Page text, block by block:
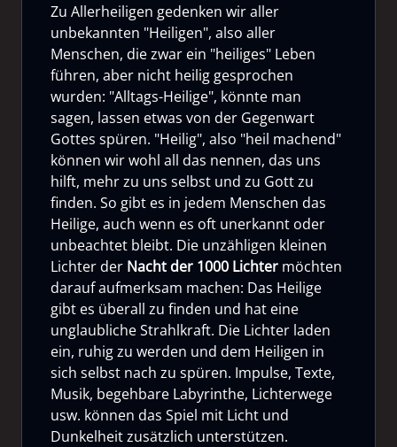
Zu Allerheiligen gedenken wir aller
unbekannten "Heiligen", also aller
Menschen, die zwar ein "heiliges" Leben
führen, aber nicht heilig gesprochen
wurden: "Alltags-Heilige", könnte man
sagen, lassen etwas von der Gegenwart
Gottes spüren. "Heilig", also "heil machend"
können wir wohl all das nennen, das uns
hilft, mehr zu uns selbst und zu Gott zu
finden. So gibt es in jedem Menschen das
Heilige, auch wenn es oft unerkannt oder
unbeachtet bleibt. Die unzähligen kleinen
Lichter der Nacht der 1000 Lichter möchten
darauf aufmerksam machen: Das Heilige
gibt es überall zu finden und hat eine
unglaubliche Strahlkraft. Die Lichter laden
ein, ruhig zu werden und dem Heiligen in
sich selbst nach zu spüren. Impulse, Texte,
Musik, begehbare Labyrinthe, Lichterwege
usw. können das Spiel mit Licht und
Dunkelheit zusätzlich unterstützen.